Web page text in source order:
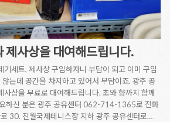
제사상을 대여해드립니다.
기세트, 제사상 구입하자니 부담이 되고 이미 구입
는데 공간을 차지하고 있어서 부담이죠. 광주 공
사상을 무료로 대여해드립니다. 초와 향까지 함께
하신 분은 광주 공유센터 062-714-1365로 전화
30. 진월국제테니스장 지하 광주 공유센터로…